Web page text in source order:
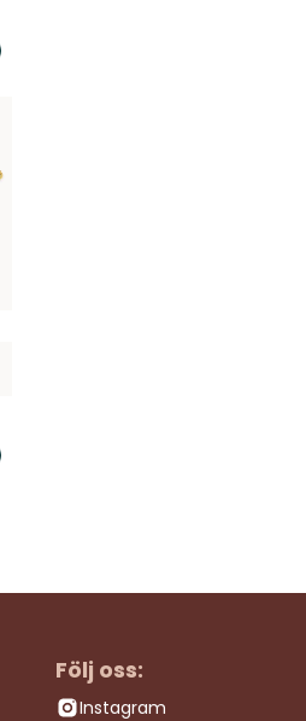
Följ oss:
Instagram